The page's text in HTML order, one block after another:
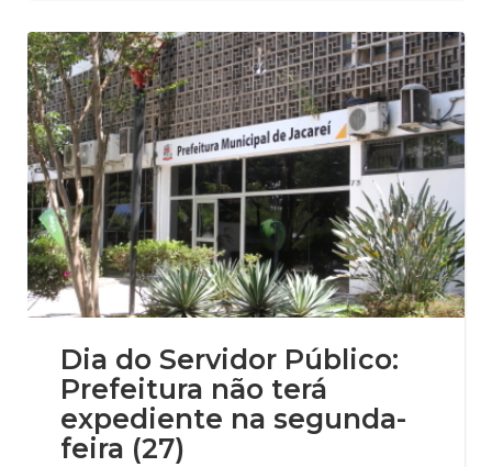
Dia do Servidor Público:
Prefeitura não terá
expediente na segunda-
feira (27)